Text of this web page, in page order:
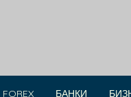
FOREX БАНКИ